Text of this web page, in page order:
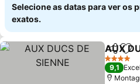
Selecione as datas para ver os
exatos.
Partilhar
AUX
4 Estrelas
9,1